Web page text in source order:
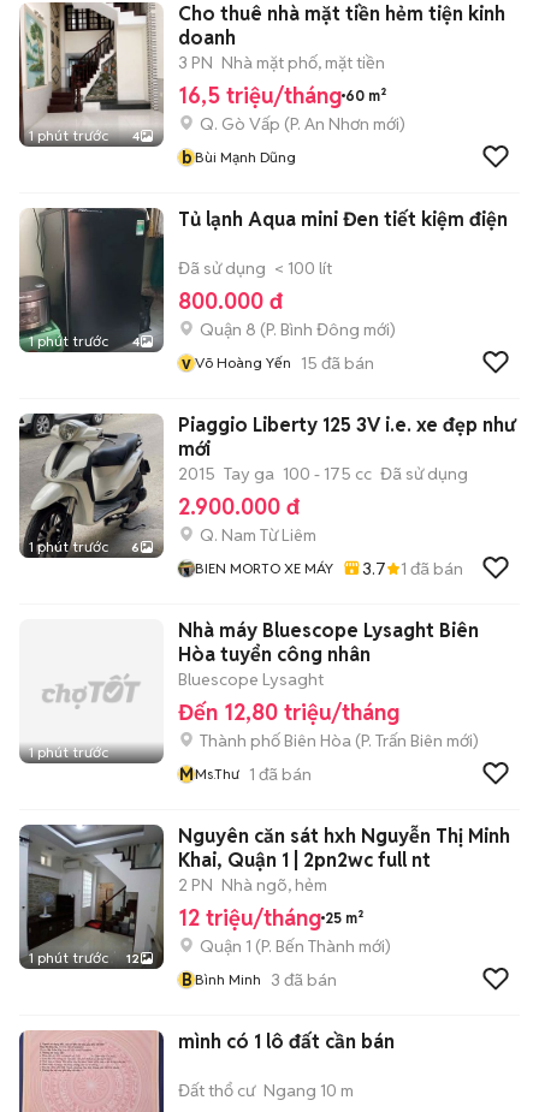
1 phút trước 4
Cho thuê nhà mặt tiền hẻm tiện kinh
doanh
3 PN Nhà mặt phố, mặt tiền
16,5 triệu/tháng 60 m²
Q. Gò Vấp (P. An Nhơn mới)
bBùi Mạnh Dũng
1 phút trước 4
Tủ lạnh Aqua mini Đen tiết kiệm điện
Đã sử dụng < 100 lít
800.000 đ
Quận 8 (P. Bình Đông mới)
v Võ Hoàng Yến 15 đã bán
1 phút trước 6
Piaggio Liberty 125 3V i.e. xe đẹp như
mới
2015 Tay ga 100 - 175 cc Đã sử dụng
2.900.000 đ
Q. Nam Từ Liêm
BIEN MORTO XE MÁY 3.7 1 đã bán
1 phút trước
Nhà máy Bluescope Lysaght Biên
Hòa tuyển công nhân
Bluescope Lysaght
Đến 12,80 triệu/tháng
Thành phố Biên Hòa (P. Trấn Biên mới)
MMs.Thư 1 đã bán
1 phút trước 12
Nguyên căn sát hxh Nguyễn Thị Minh
Khai, Quận 1 | 2pn2wc full nt
2 PN Nhà ngõ, hẻm
12 triệu/tháng 25 m²
Quận 1 (P. Bến Thành mới)
BBình Minh 3 đã bán
mình có 1 lô đất cần bán
Đất thổ cư Ngang 10 m